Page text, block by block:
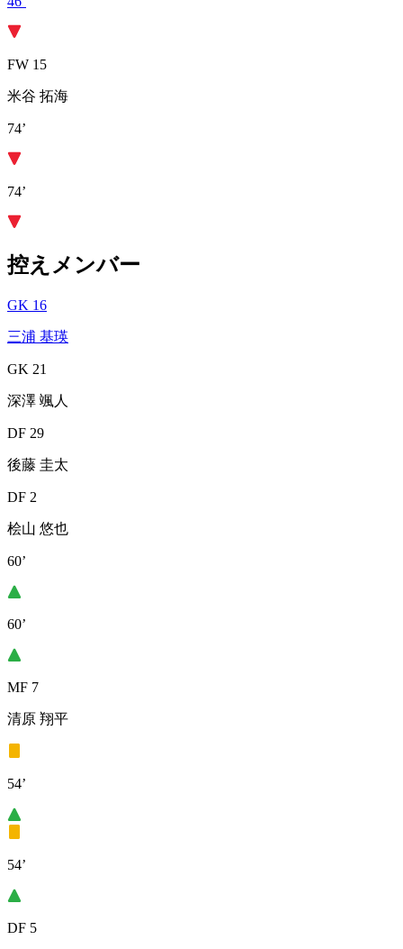
FW 15
米谷 拓海
74’
74’
控えメンバー
GK 16
三浦 基瑛
GK 21
深澤 颯人
DF 29
後藤 圭太
DF 2
桧山 悠也
60’
60’
MF 7
清原 翔平
54’
54’
DF 5